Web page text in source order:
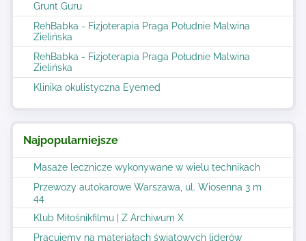
Grunt Guru
RehBabka - Fizjoterapia Praga Południe Malwina
Zielińska
RehBabka - Fizjoterapia Praga Południe Malwina
Zielińska
Klinika okulistyczna Eyemed
Najpopularniejsze
Masaże lecznicze wykonywane w wielu technikach
Przewozy autokarowe Warszawa, ul. Wiosenna 3 m
44
Klub Miłośnikfilmu | Z Archiwum X
Pracujemy na materiałach światowych liderów